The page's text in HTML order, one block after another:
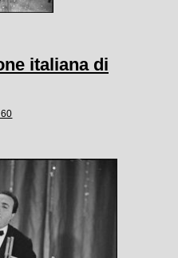
italiana di